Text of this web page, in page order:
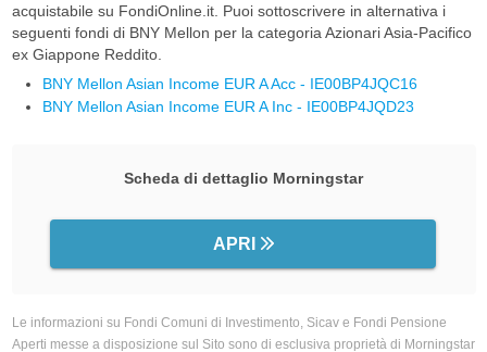
acquistabile su FondiOnline.it. Puoi sottoscrivere in alternativa i
seguenti fondi di BNY Mellon per la categoria Azionari Asia-Pacifico
ex Giappone Reddito.
BNY Mellon Asian Income EUR A Acc - IE00BP4JQC16
BNY Mellon Asian Income EUR A Inc - IE00BP4JQD23
Scheda di dettaglio Morningstar
APRI
Le informazioni su Fondi Comuni di Investimento, Sicav e Fondi Pensione
Aperti messe a disposizione sul Sito sono di esclusiva proprietà di Morningstar